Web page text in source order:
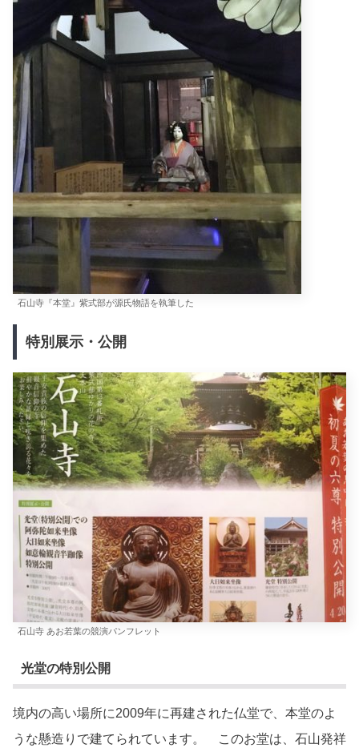
石山寺『本堂』紫式部が源氏物語を執筆した
特別展示・公開
石山寺 あお若葉の競演パンフレット
光堂の特別公開
境内の高い場所に2009年に再建された仏堂で、本堂のよ
うな懸造りで建てられています。 このお堂は、石山発祥